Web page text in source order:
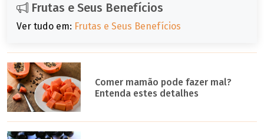
Frutas e Seus Benefícios
Ver tudo em: Frutas e Seus Benefícios
Comer mamão pode fazer mal?
Entenda estes detalhes